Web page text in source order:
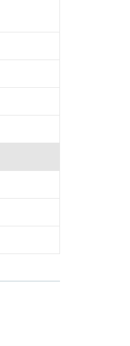
de a
fara a
aspirare
puterea de